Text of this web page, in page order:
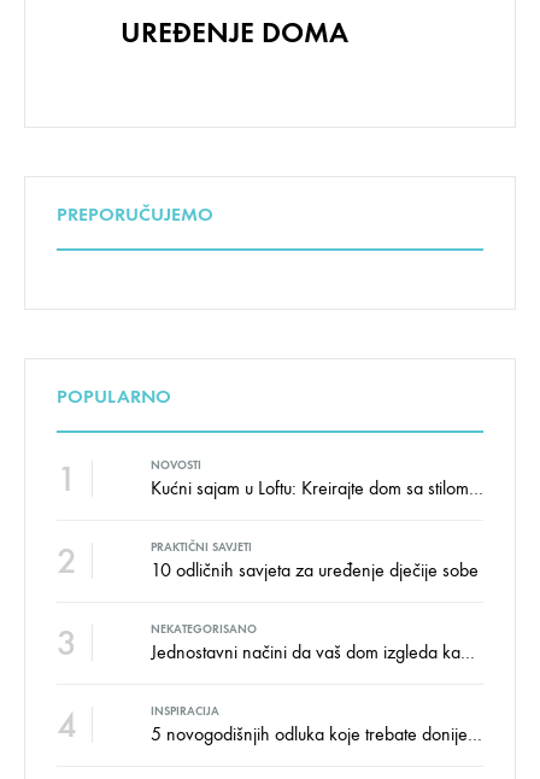
UREĐENJE DOMA
PREPORUČUJEMO
POPULARNO
1 NOVOSTI
Kućni sajam u Loftu: Kreirajte dom sa stilom i udobnošću uz velike uštede!
2 PRAKTIČNI SAVJETI
10 odličnih savjeta za uređenje dječije sobe
3 NEKATEGORISANO
Jednostavni načini da vaš dom izgleda kao salon namještaja
4 INSPIRACIJA
5 novogodišnjih odluka koje trebate donijeti u vezi izgleda doma